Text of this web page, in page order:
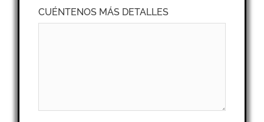
CUÉNTENOS MÁS DETALLES